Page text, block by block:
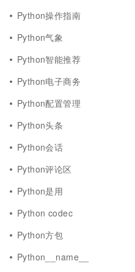
Python操作指南
Python气象
Python智能推荐
Python电子商务
Python配置管理
Python头条
Python会话
Python评论区
Python是用
Python codec
Python方包
Python__name__